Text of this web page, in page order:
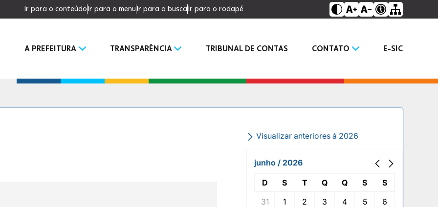
Ir para o conteúdoIr para o menuIr para a buscaIr para o rodapé
A PREFEITURA TRANSPARÊNCIA TRIBUNAL DE CONTAS CONTATO E-SIC
Visualizar anteriores à 2026
junho / 2026
D S T Q Q S
S
31
1 2 3 4 5 6